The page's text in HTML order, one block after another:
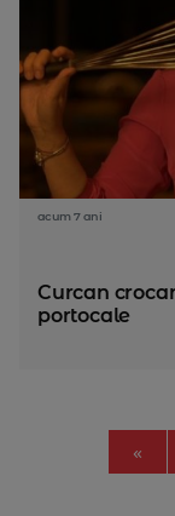
acum 7 ani
Curcan
portocale
«